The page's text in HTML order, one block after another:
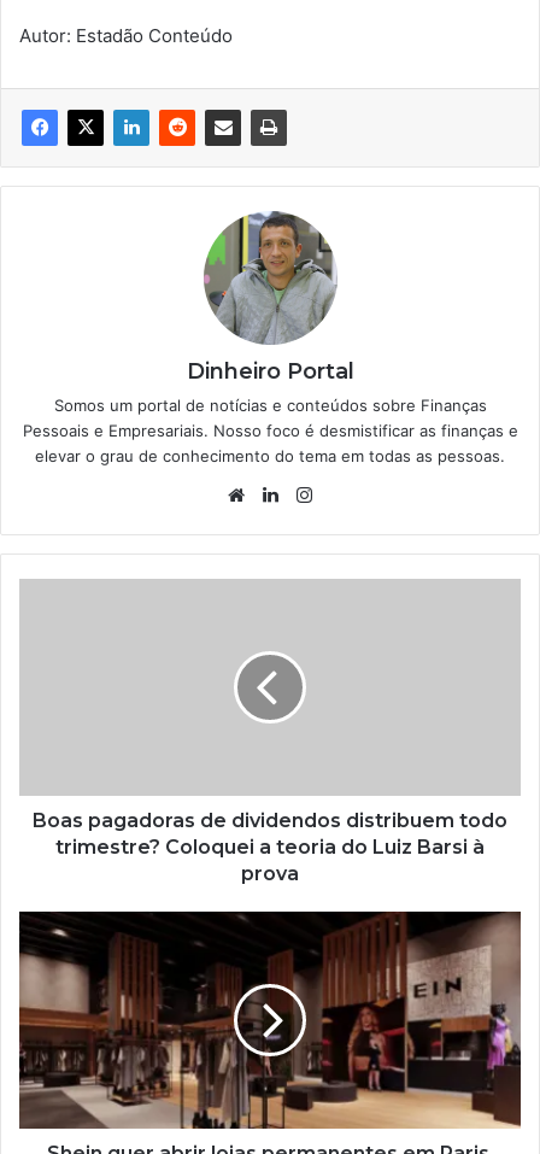
Autor: Estadão Conteúdo
Dinheiro Portal
Somos um portal de notícias e conteúdos sobre Finanças
Pessoais e Empresariais. Nosso foco é desmistificar as finanças e
elevar o grau de conhecimento do tema em todas as pessoas.
WebsiteLinkedin
Boas pagadoras de dividendos distribuem todo
trimestre? Coloquei a teoria do Luiz Barsi à
prova